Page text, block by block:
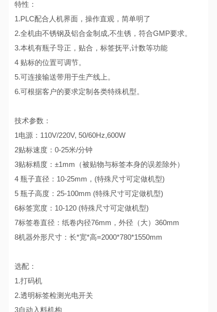
特性：
1.PLC配合人机界面，操作直观，简单明了
2.全机由不锈钢及铝合金制成,不生锈，符合GMP要求。
3.本机有瓶子导正，贴合，标签抚平,计数等功能
4 贴标的位置可调节。
5.可连接输送带用于生产线上。
6.可根据客户的要求定制各类特殊机型。
技术参数：
1电源：110V/220V, 50/60Hz,600W
2贴标速度：0-25米/分钟
3贴标精度：±1mm（被贴物与标签本身的误差除外）
4 瓶子直径：10-25mm，(特殊尺寸可定做机型)
5 瓶子高度：25-100mm (特殊尺寸可定做机型)
6标签宽度：10-120 (特殊尺寸可定做机型)
7标签卷直径：纸卷内径76mm，外径（大）360mm
8机器外形尺寸：长*宽*高=2000*780*1550mm
选配：
1.打码机
2.透明标签检测光电开关
3自动入料机构